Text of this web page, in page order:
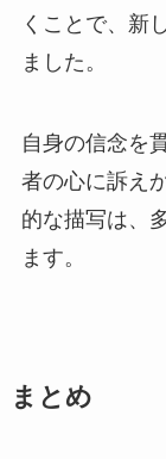
くことで、新
ました。
自身の信念を
者の心に訴え
的な描写は、
ます。
まとめ